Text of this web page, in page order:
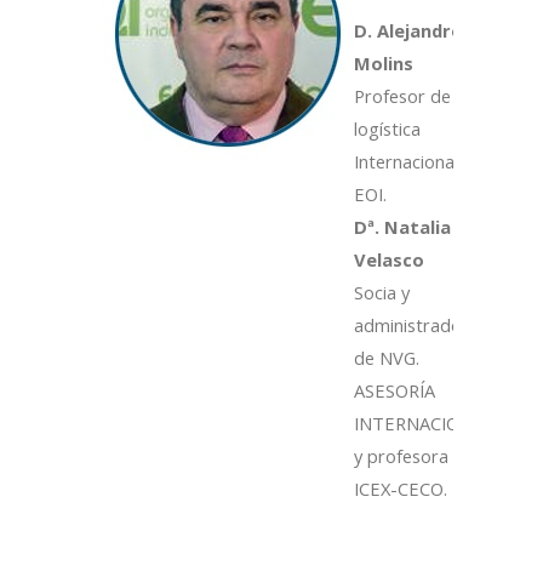
D. Alejandro
Molins
Profesor de
logística
Internacional en
EOI.
Dª. Natalia
Velasco
Socia y
administradora
de NVG.
ASESORÍA
INTERNACIONAL
y profesora de
ICEX-CECO.